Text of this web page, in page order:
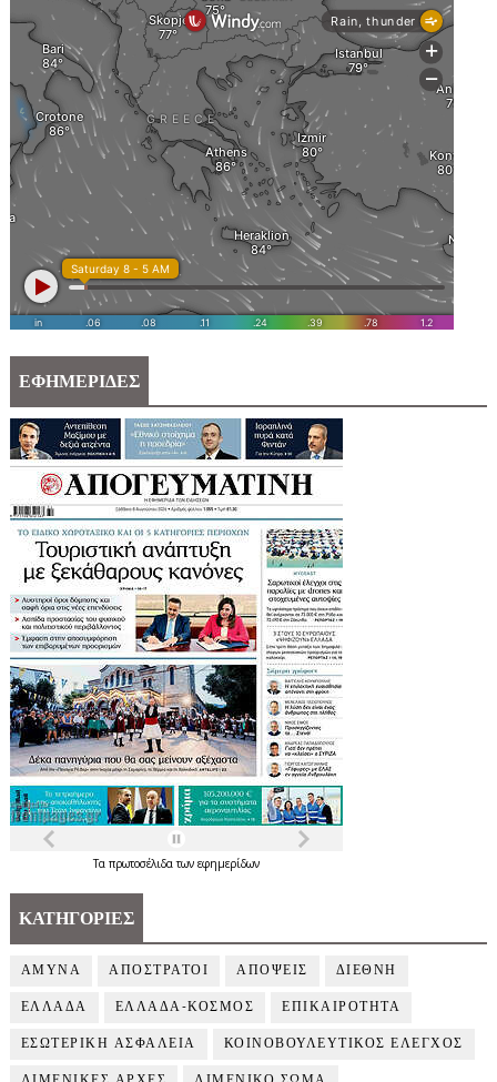
ΕΦΗΜΕΡΙΔΕΣ
Τα πρωτοσέλιδατων εφημερίδων
ΚΑΤΗΓΟΡΙΕΣ
ΑΜΥΝΑ ΑΠΟΣΤΡΑΤΟΙ ΑΠΟΨΕΙΣ ΔΙΕΘΝΗ
ΕΛΛΑΔΑ ΕΛΛΑΔΑ-ΚΟΣΜΟΣ ΕΠΙΚΑΙΡΟΤΗΤΑ
ΕΣΩΤΕΡΙΚΗ ΑΣΦΑΛΕΙΑ ΚΟΙΝΟΒΟΥΛΕΥΤΙΚΟΣ ΕΛΕΓΧΟΣ